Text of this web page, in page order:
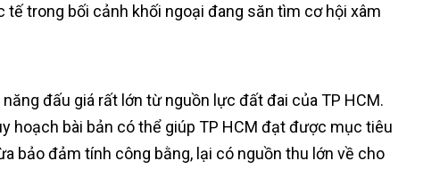
trong bối cảnh khối ngoại đang săn tìm cơ hội xâm
đấu giá rất lớn từ nguồn lực đất đai của TP HCM.
hoạch bài bản có thể giúp TP HCM đạt được mục tiêu
bảo đảm tính công bằng, lại có nguồn thu lớn về cho